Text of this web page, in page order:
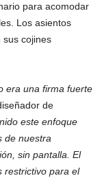
para acomodar
Los asientos
sus cojines
era una firma fuerte
de
este enfoque
de nuestra
sin pantalla. El
restrictivo para el